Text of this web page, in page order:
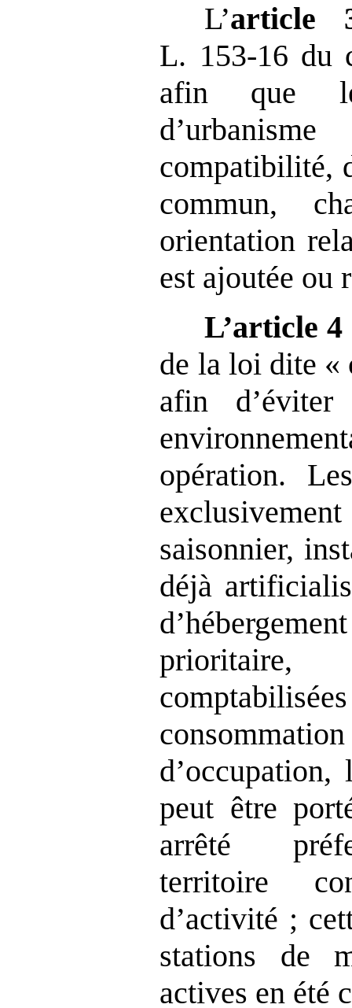
L’article
L. 153‑16 du
afin que
compatibilité,
commun,
orientation
est ajoutée ou
L’article 4
de la loi dite «
afin
opération.
saisonnier,
déjà
peut être
arrêté
territoire
d’activité ;
stations de
actives en été